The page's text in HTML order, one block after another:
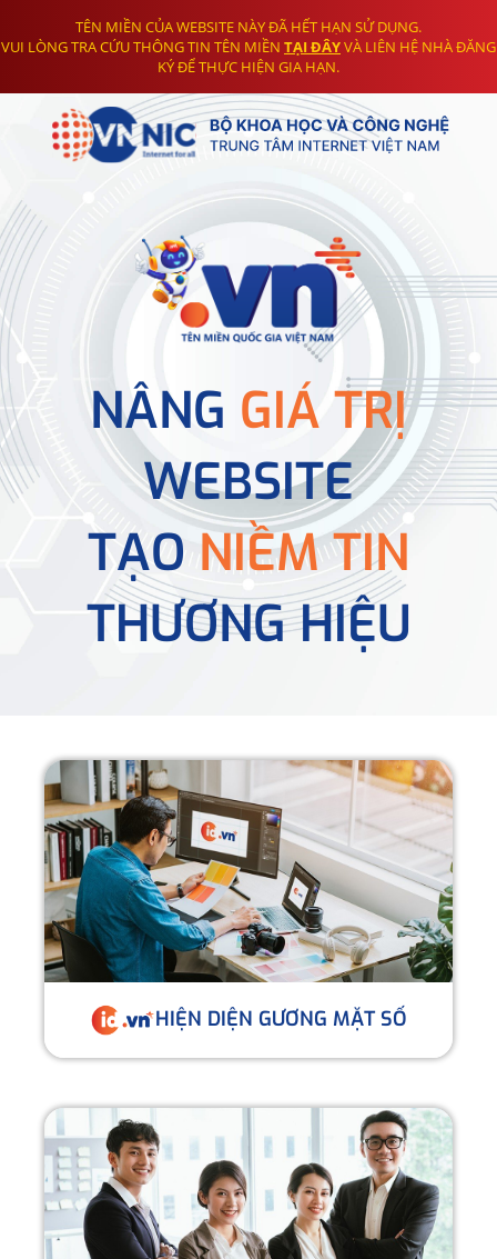
TÊN MIỀN CỦA WEBSITE NÀY ĐÃ HẾT HẠN SỬ DỤNG.
VUI LÒNG TRA CỨU THÔNG TIN TÊN MIỀN TẠI ĐÂYVÀ LIÊN HỆ NHÀ ĐĂNG
KÝ ĐỂ THỰC HIỆN GIA HẠN.
NÂNG GIÁ TRỊ
WEBSITE
TẠONIỀM TIN
THƯƠNG HIỆU
HIỆN DIỆN GƯƠNG MẶT SỐ